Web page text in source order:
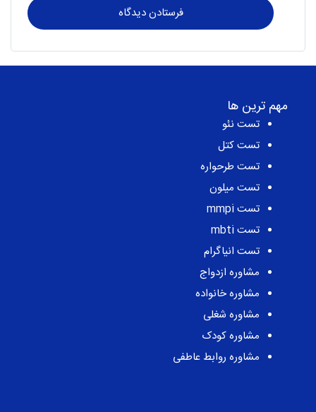
مهم ترین ها
تست نئو
تست کتل
تست طرحواره
تست میلون
تست mmpi
تست mbti
تست انیاگرام
مشاوره ازدواج
مشاوره خانواده
مشاوره شغلی
مشاوره کودک
مشاوره روابط عاطفی